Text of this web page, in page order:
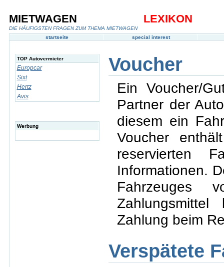
MIETWAGEN LEXIKON
DIE HÄUFIGSTEN FRAGEN ZUM THEMA MIETWAGEN
startseite
special interest
TOP Autovermieter
Europcar
Sixt
Hertz
Avis
Werbung
Voucher
Ein Voucher/
Partner der
diesem ein
Voucher
reservierten
Informationen.
Fahrzeuges
Zahlung beim
Verspätete